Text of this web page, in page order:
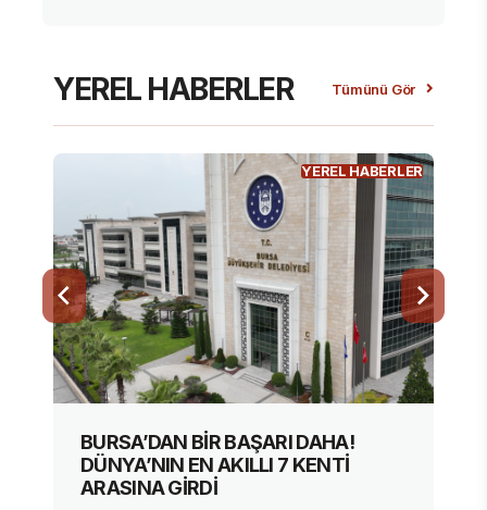
YEREL HABERLER Tümünü Gör
DAHA!
7 KENTİ
ŞAHİN: “ÇOK HIZLI ACİL
PLANINA İHTİYACIMIZ